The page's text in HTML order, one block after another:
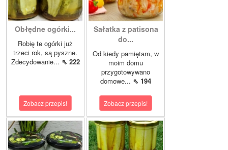
Obłędne ogórki...
Robię te ogórki już
trzeci rok, są pyszne.
Zdecydowanie... ⇖ 222
Zobacz przepis!
Sałatka z patisona
do...
Od kiedy pamiętam, w
moim domu
przygotowywano
domowe... ⇖ 194
Zobacz przepis!